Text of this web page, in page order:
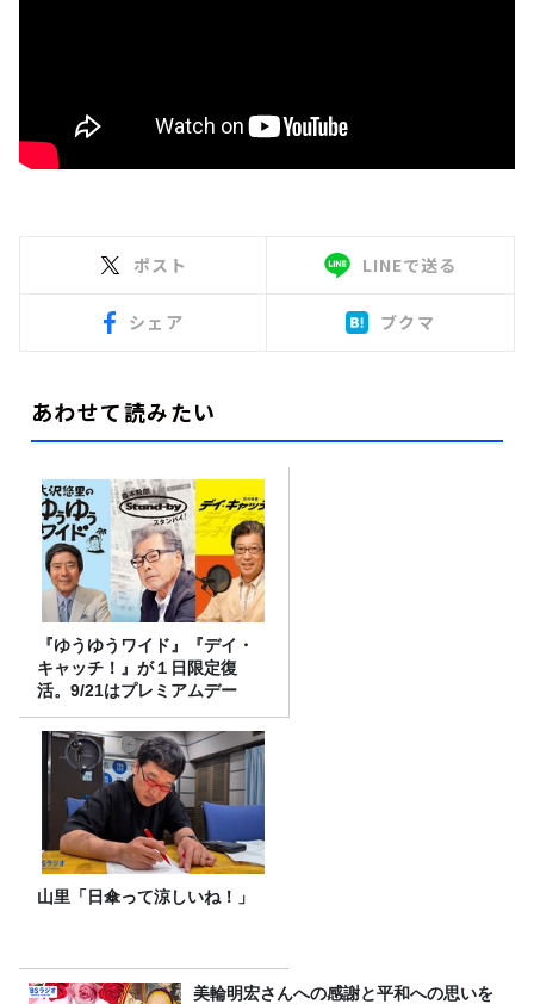
ポスト LINEで送る
シェア ブクマ
あわせて読みたい
『ゆうゆうワイド』『デイ・
キャッチ！』が１日限定復
活。9/21はプレミアムデー
山里「日傘って涼しいね！」
美輪明宏さんへの感謝と平和への思いを